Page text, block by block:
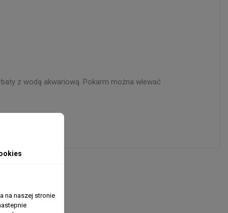
z wodą akwariową. Pokarm można wlewać
na naszej stronie